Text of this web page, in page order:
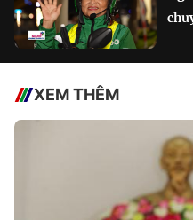
XEM THÊM